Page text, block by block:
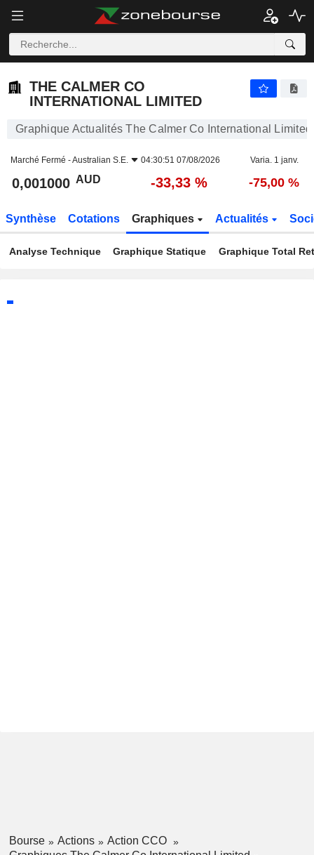
THE CALMER CO
INTERNATIONAL LIMITED
Graphique Actualités The Calmer Co International Limited
Marché Fermé -Australian S.E. 04:30:51 07/08/2026 Varia. 1 janv.
0,001000 AUD -33,33 % -75,00 %
Synthèse Cotations Graphiques Actualités
Analyse Technique Graphique Statique Graphique Total
Bourse Actions
Action CCO